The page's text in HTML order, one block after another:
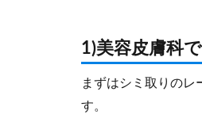
1)美容皮膚科
まずはシミ取りのレ
す。